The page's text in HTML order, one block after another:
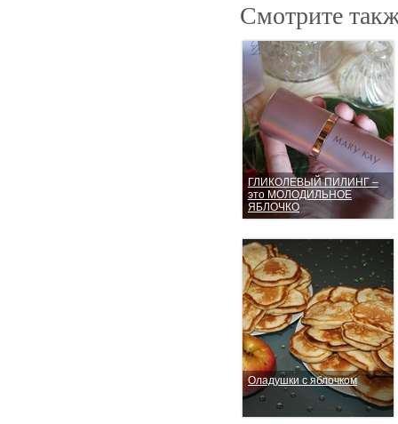
Смотрите
ГЛИКОЛЕВЫЙ ПИЛИНГ –
это МОЛОДИЛЬНОЕ
ЯБЛОЧКО
Оладушки с яблочком